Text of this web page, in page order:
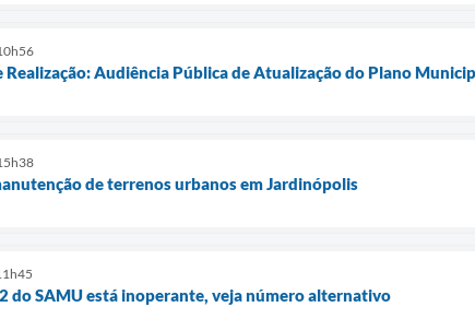
Realização: Audiência Pública de Atualização do Plano
de terrenos urbanos em Jardinópolis
do SAMU está inoperante, veja número alternativo